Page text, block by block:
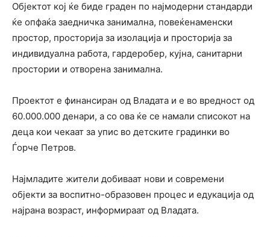
Објектот кој ќе биде граден по најмодерни стандарди
ќе опфаќа заедничка занимална, повеќенаменски
простор, просторија за изолација и просторија за
индивидуална работа, гардеробер, кујна, санитарни
простории и отворена занимална.
Проектот е финансиран од Владата и е во вредност од
60.000.000 денари, а со ова ќе се намали списокот на
деца кои чекаат за упис во детските градинки во
Ѓорче Петров.
Најмладите жители добиваат нови и современи
објекти за воспитно-образовен процес и едукација од
најрана возраст, информираат од Владата.